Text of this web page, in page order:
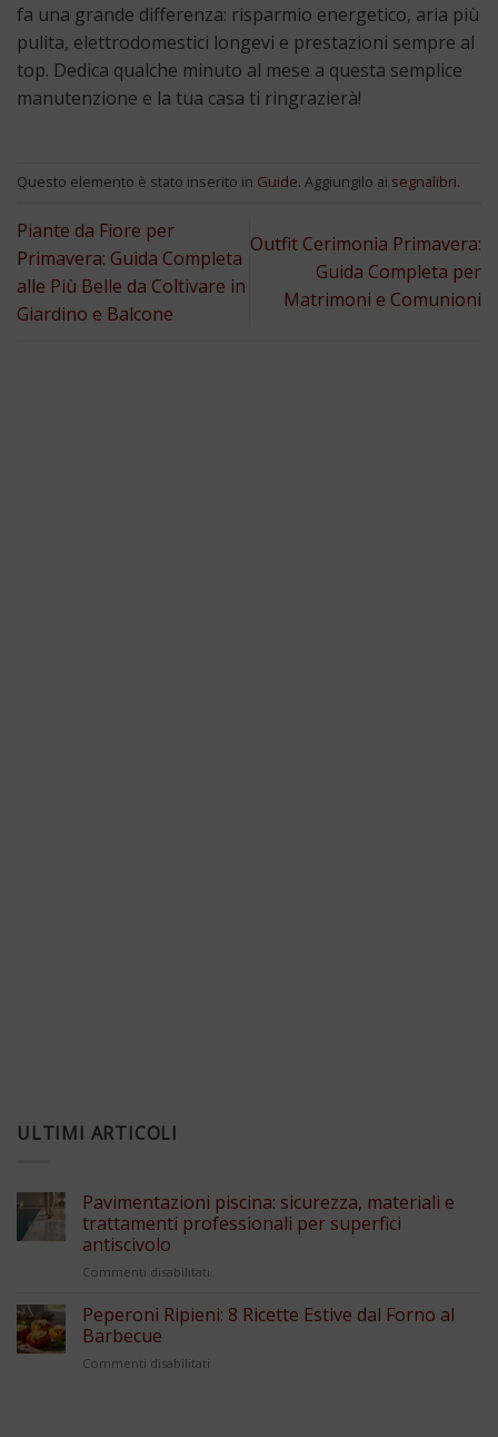
fa una grande differenza: risparmio energetico, aria più
pulita, elettrodomestici longevi e prestazioni sempre al
top. Dedica qualche minuto al mese a questa semplice
manutenzione e la tua casa ti ringrazierà!
Questo elemento è stato inserito in Guide. Aggiungilo ai segnalibri.
Piante da Fiore per
Primavera: Guida Completa
alle Più Belle da Coltivare in
Giardino e Balcone
Outfit Cerimonia Primavera:
Guida Completa per
Matrimoni e Comunioni
ULTIMI ARTICOLI
Pavimentazioni piscina: sicurezza, materiali e
trattamenti professionali per superfici
antiscivolo
Commenti disabilitati
piscina:
sicurezza,
Peperoni Ripieni: 8 Ricette Estive dal Forno al
Barbecue
Commenti disabilitati